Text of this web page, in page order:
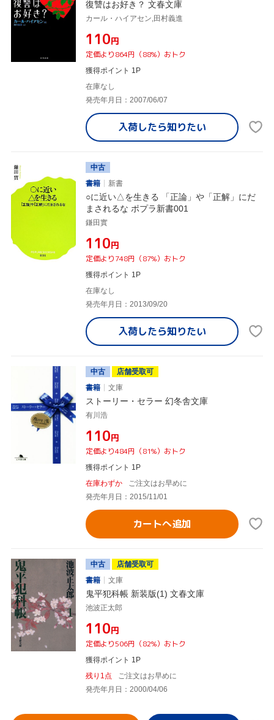
復讐はお好き？ 文春文庫
カール・ハイアセン,田村義進
¥110円
定価より864円（88%）おトク
獲得ポイント 1P
在庫なし
発売年月日：2007/06/07
入荷したら知りたい
中古
書籍
新書
○に近い△を生きる 「正論」や「正解」にだ
まされるな ポプラ新書001
鎌田實
¥110円
定価より748円（87%）おトク
獲得ポイント 1P
在庫なし
発売年月日：2013/09/20
入荷したら知りたい
中古
店舗受取可
書籍
文庫
ストーリー・セラー 幻冬舎文庫
有川浩
¥110円
定価より484円（81%）おトク
獲得ポイント 1P
在庫わずか
ご注文はお早めに
発売年月日：2015/11/01
カートへ追加
中古
店舗受取可
書籍
文庫
鬼平犯科帳 新装版(1) 文春文庫
池波正太郎
¥110円
定価より506円（82%）おトク
獲得ポイント 1P
残り1点
ご注文はお早めに
発売年月日：2000/04/06